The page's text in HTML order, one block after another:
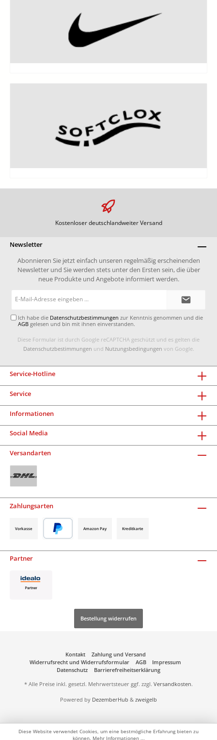
Kostenloser deutschlandweiter Versand
Newsletter
Abonnieren Sie jetzt einfach unseren regelmäßig erscheinenden
Newsletter und Sie werden stets unter den Ersten sein, die über
neue Produkte und Angebote informiert werden.
Ich habe die Datenschutzbestimmungen zur Kenntnis genommen und die
AGB gelesen und bin mit ihnen einverstanden.
Diese Formular ist durch Google reCAPTCHA geschützt und es gelten die
Datenschutzbestimmungen und Nutzungsbedingungen von Google.
Service-Hotline
Service
Informationen
Social Media
Versandarten
Zahlungsarten
Vorkasse Amazon Pay Kreditkarte
Partner
Bestellung widerrufen
Kontakt
Zahlung und Versand
Widerrufsrecht und Widerrufsformular
AGB
Impressum
Datenschutz
Barrierefreiheitserklärung
* Alle Preise inkl. gesetzl. Mehrwertsteuer ggf. zzgl. Versandkosten.
Powered by DezemberHub & zweigelb
Diese Website verwendet Cookies, um eine bestmögliche Erfahrung bieten zu
können. Mehr Informationen ...